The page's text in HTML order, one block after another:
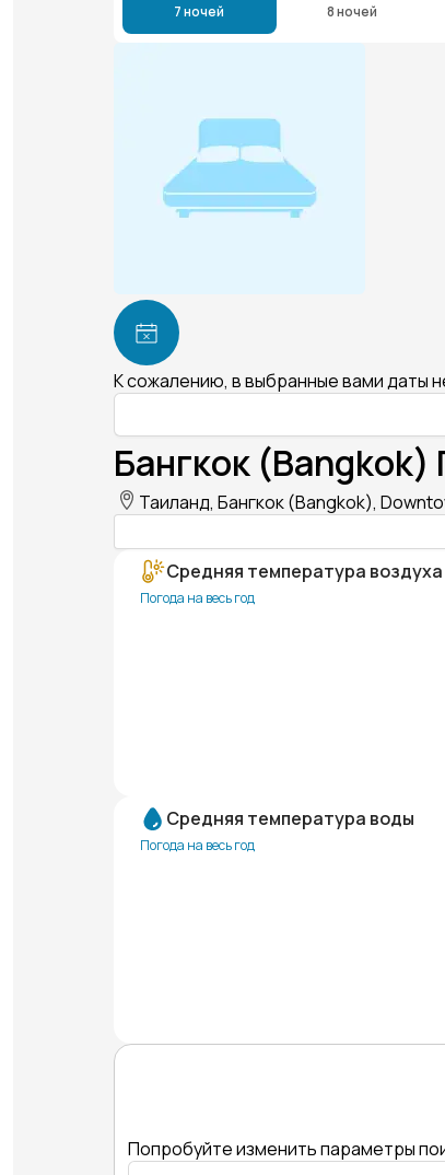
7 ночей 8 ночей
К сожалению, в выбранные вами даты
Бангкок (Bangkok)
Таиланд, Бангкок (Bangkok),
Средняя температура воздуха
Погода на весь год
Средняя температура воды
Погода на весь год
Попробуйте изменить параметры